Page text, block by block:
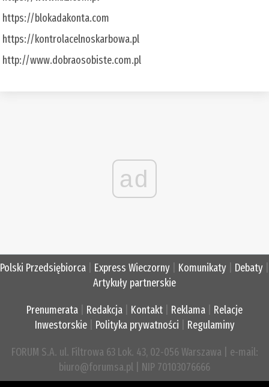
https://blokadakonta.com
https://kontrolacelnoskarbowa.pl
http://www.dobraosobiste.com.pl
ad
Polski Przedsiębiorca Express Wieczorny Komunikaty Debaty
Artykuły partnerskie
Prenumerata Redakcja Kontakt Reklama
Relacje
Inwestorskie| Polityka prywatności Regulaminy
FORUM S.A. ul. Filtrowa 63 Lok. 43, 02-056 Warszawa | e-mail:
biuro@forumsa.pl | NIP 70103076666